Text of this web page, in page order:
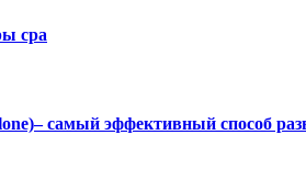
cpa
самый эффективный способ